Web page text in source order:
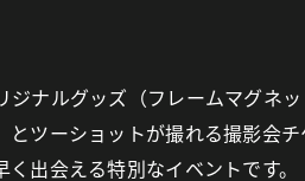
ナルグッズ（フレームマグネ
ツーショットが撮れる撮影会
く出会える特別なイベントです。